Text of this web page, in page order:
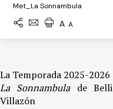
Met_La Sonnambula
A A
La Temporada 2025-
La Sonnambulade
Villazón